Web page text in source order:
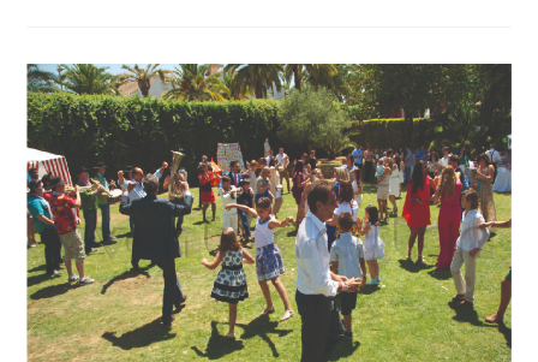
«EL
CIRCO
DE
MANUEL»!!!